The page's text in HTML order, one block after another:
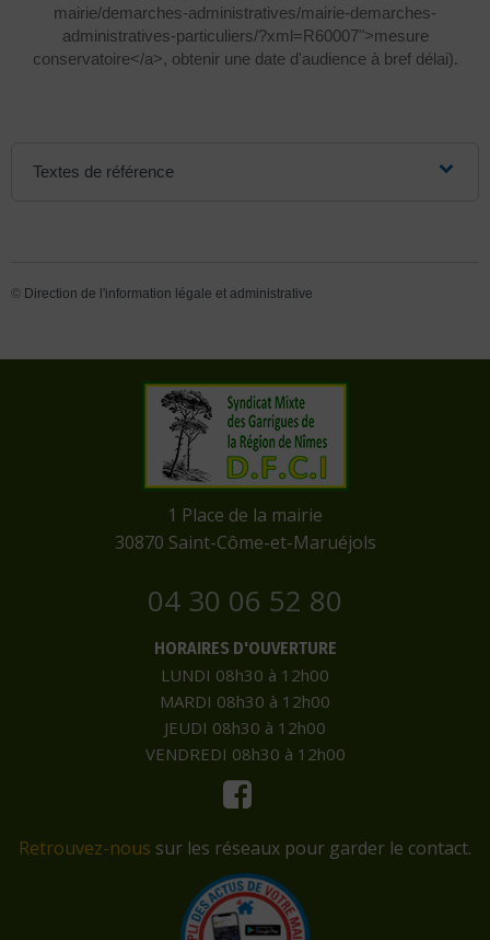
mairie/demarches-administratives/mairie-demarches-
administratives-particuliers/?xml=R60007">mesure
conservatoire</a>, obtenir une date d'audience à bref délai).
Textes de référence
© Direction de l'information légale et administrative
​1 Place de la mairie
​30870 Saint-Côme-et-Maruéjols
04 30 06 52 80
HORAIRES D'OUVERTURE
LUNDI 08h30 à 12h00
MARDI 08h30 à 12h00
JEUDI 08h30 à 12h00
VENDREDI 08h30 à 12h00
Retrouvez-nous sur les réseaux pour garder le contact.